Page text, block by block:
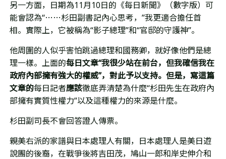
另一方面，日期為11月 10日的《每日新聞》（數字版）可
能會認為“……杉田副書記內心思考， ”我更適合擔任首
相。實際上，它被稱為“影子總理”和“官邸的守護神”。
他周圍的人似乎害怕跳過總理和國務卿，就好像他們是總
理一樣。上面的每日文章“我很少站在前台，但我確信我在
政府內部擁有強大的權威”，對此予以支持。但是，寫這篇
文章的每日記者應該徹底弄清楚為什麼“杉田先生在政府內
部擁有實質性權力”以及這種權力的來源是什麼。
杉田副司長不會回答證人傳票。
親美右派的家譜與日本處理人有關，日本處理人是美日遊
說團的後裔，在戰爭後將吉田茂，鳩山一郎和岸史伸介和